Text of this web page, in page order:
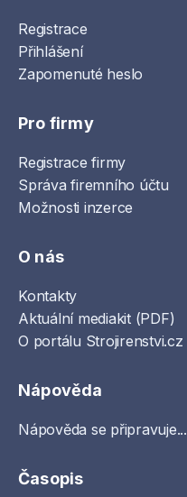
Registrace
Přihlášení
Zapomenuté heslo
Pro firmy
Registrace firmy
Správa firemního účtu
Možnosti inzerce
O nás
Kontakty
Aktuální mediakit (PDF)
O portálu Strojirenstvi.cz
Nápověda
Nápověda se připravuje...
Časopis